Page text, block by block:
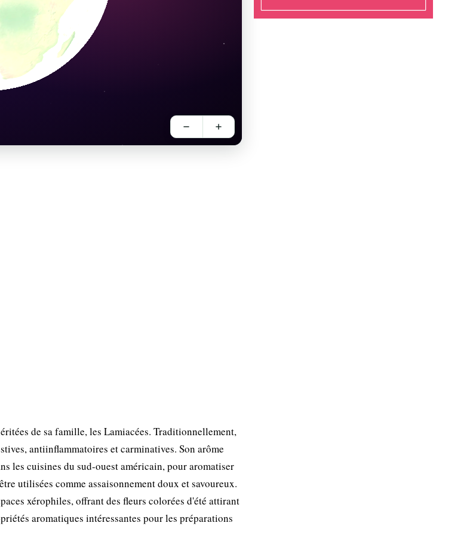
de sa famille, les Lamiacées. Traditionnellement,
antiinflammatoires et carminatives. Son arôme
les cuisines du sud-ouest américain, pour aromatiser
utilisées comme assaisonnement doux et savoureux.
xérophiles, offrant des fleurs colorées d'été attirant
aromatiques intéressantes pour les préparations